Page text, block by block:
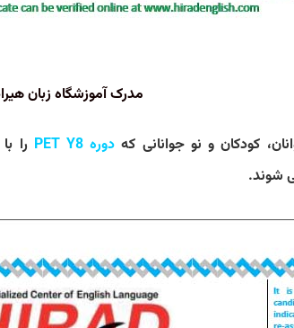
مدرک آموزشگاه زبان
کودکان و نو جوانانی کهدوره PET Y8 را
شوند.